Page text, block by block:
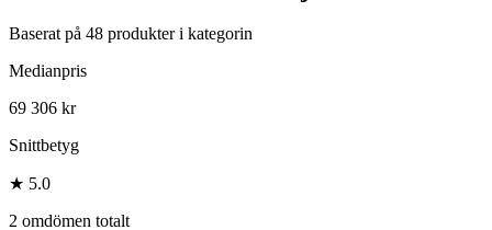
Baserat på 48 produkter i kategorin
Medianpris
69 306 kr
Snittbetyg
★ 5.0
2 omdömen totalt